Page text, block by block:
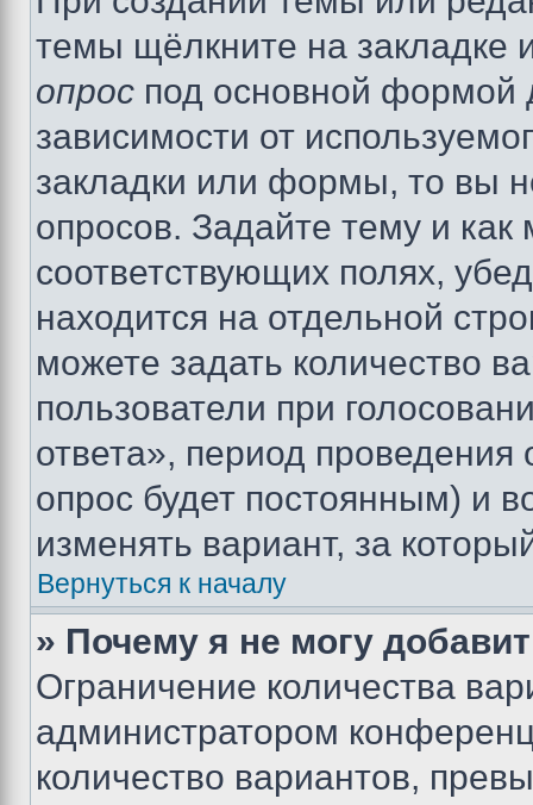
темы щёлкните на
опрос под основной формой
зависимости от
закладки или формы, то вы
опросов. Задайте тему и
соответствующих полях,
находится на отдельной
можете задать количество
пользователи при
ответа», период проведения
опрос будет постоянным) и
изменять вариант, за
Вернуться к началу
» Почему я не могу
Ограничение количества
администратором
количество вариантов,